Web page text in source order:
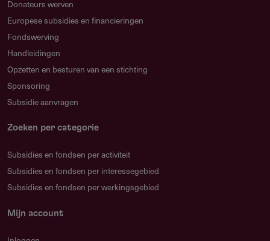
Donateurs werven
Europese subsidies en financieringen
Fondswerving
Handleidingen
Opzetten en besturen van een stichting
Sponsoring
Subsidie aanvragen
Zoeken per categorie
Subsidies en fondsen per activiteit
Subsidies en fondsen per interessegebied
Subsidies en fondsen per werkingsgebied
Mijn account